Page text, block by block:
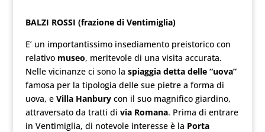
BALZI ROSSI (frazione di Ventimiglia)
E’ un importantissimo insediamento preistorico con
relativo museo, meritevole di una visita accurata.
Nelle vicinanze ci sono la spiaggia detta delle “uova”
famosa per la tipologia delle sue pietre a forma di
uova, e Villa Hanburycon il suo magnifico giardino,
attraversato da tratti di via Romana. Prima di entrare
in Ventimiglia, di notevole interesse è la Porta